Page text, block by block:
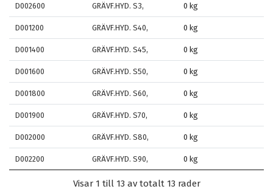
D002600 GRÄVF.HYD. S3, 0 kg
D001200 GRÄVF.HYD. S40, 0 kg
D001400 GRÄVF.HYD. S45, 0 kg
D001600 GRÄVF.HYD. S50, 0 kg
D001800 GRÄVF.HYD. S60, 0 kg
D001900 GRÄVF.HYD. S70, 0 kg
D002000 GRÄVF.HYD. S80, 0 kg
D002200 GRÄVF.HYD. S90, 0 kg
Visar 1 till 13 av totalt 13 rader